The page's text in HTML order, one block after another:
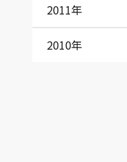
2011年
2010年